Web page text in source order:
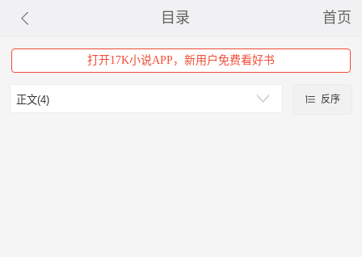
目录 首页
打开17K小说APP，新用户免费看好书
反序